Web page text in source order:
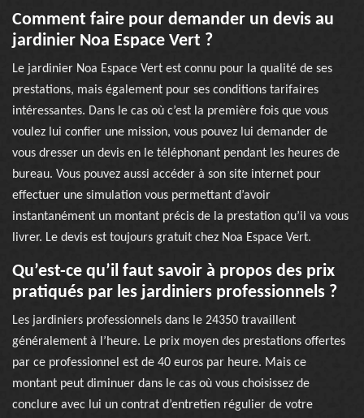
Comment faire pour demander un devis au
jardinier Noa Espace Vert ?
Le jardinier Noa Espace Vert est connu pour la qualité de ses
prestations, mais également pour ses conditions tarifaires
intéressantes. Dans le cas où c’est la première fois que vous
voulez lui confier une mission, vous pouvez lui demander de
vous dresser un devis en le téléphonant pendant les heures de
bureau. Vous pouvez aussi accéder à son site internet pour
effectuer une simulation vous permettant d’avoir
instantanément un montant précis de la prestation qu’il va vous
livrer. Le devis est toujours gratuit chez Noa Espace Vert.
Qu’est-ce qu’il faut savoir à propos des prix
pratiqués par les jardiniers professionnels ?
Les jardiniers professionnels dans le 24350 travaillent
généralement à l’heure. Le prix moyen des prestations offertes
par ce professionnel est de 40 euros par heure. Mais ce
montant peut diminuer dans le cas où vous choisissez de
conclure avec lui un contrat d’entretien régulier de votre